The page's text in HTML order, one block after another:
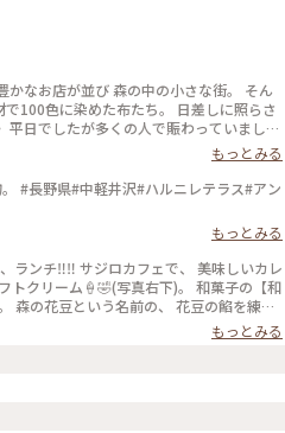
なお店が並び 森の中の小さな街。 そん
100色に染めた布たち。 日差しに照らさ
平日でしたが多くの人で賑わっていまし
ス
もっとみる
もっとみる
森の花豆という名前の、 花豆の餡を練り
🥰🥰 【和泉屋 傳兵衛】
もっとみる